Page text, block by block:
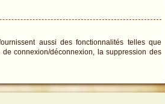
aussi des fonctionnalités telles que
connexion/déconnexion, la suppression des